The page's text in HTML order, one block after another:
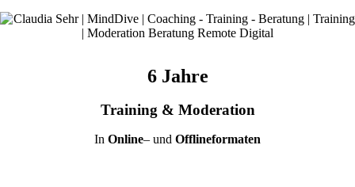
6 Jahre
Training & Moderation
In Online– und Offlineformaten